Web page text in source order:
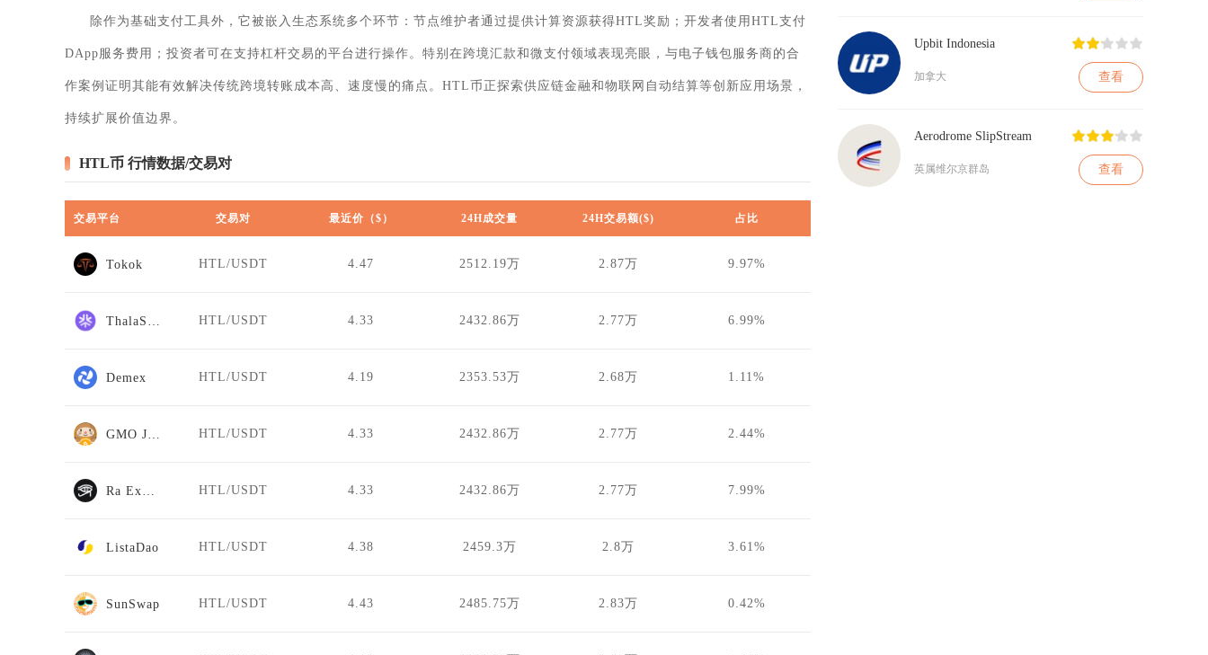
除作为基础支付工具外，它被嵌入生态系统多个环节：节点维护者通过提供计算资源获得HTL奖励；开发者使用HTL支付
DApp服务费用；投资者可在支持杠杆交易的平台进行操作。特别在跨境汇款和微支付领域表现亮眼，与电子钱包服务商的合
作案例证明其能有效解决传统跨境转账成本高、速度慢的痛点。HTL币正探索供应链金融和物联网自动结算等创新应用场景，
持续扩展价值边界。
HTL币 行情数据/交易对
交易平台 交易对 最近价（$） 24H成交量 24H交易额($) 占比
Tokok HTL/USDT 4.47 2512.19万 2.87万 9.97%
HTL/USDT 4.33 2432.86万 2.77万 6.99%
Demex HTL/USDT 4.19 2353.53万 2.68万 1.11%
HTL/USDT 4.33 2432.86万 2.77万 2.44%
HTL/USDT 4.33 2432.86万 2.77万 7.99%
ListaDao HTL/USDT 4.38 2459.3万 2.8万 3.61%
SunSwap HTL/USDT 4.43 2485.75万 2.83万 0.42%
Upbit Indonesia
加拿大 查看
Aerodrome SlipStream
英属维尔京群岛 查看